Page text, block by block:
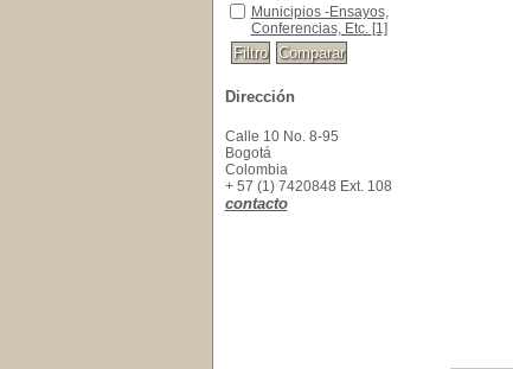
Municipios -Ensayos, Conferencias, Etc.
Municipios -Ensayos,
Conferencias, Etc. [1]
Dirección
Calle 10 No. 8-95
Bogotá
Colombia
+ 57 (1) 7420848 Ext. 108
contacto